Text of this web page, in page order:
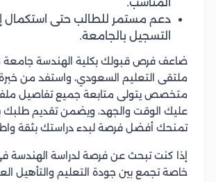
دعم مستمر للطالب حتى استكمال
التسجيل بالجامعة.
ملتقى التعليم السعودي، واستفد من
متخصص يتولى متابعة جميع تفاصيل
عليك الوقت والجهد، ويضمن تقديم طلبك
تمنحك أفضل فرصة لبدء دراستك بثقة
إذا كنت تبحث عن فرصة لدراسة الهندسة
خاصة تجمع بين جودة التعليم والتأهيل